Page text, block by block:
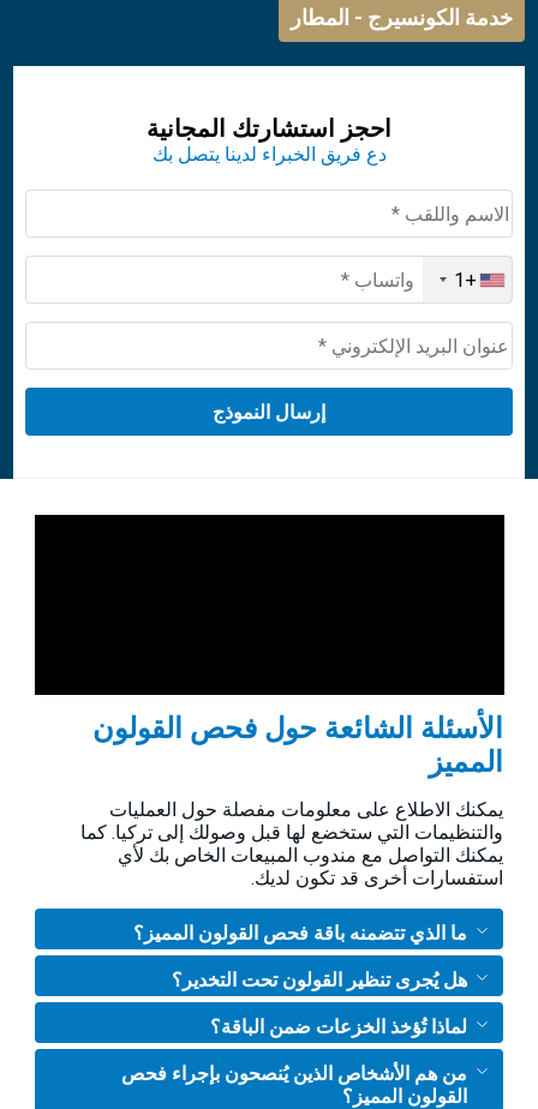
خدمة الكونسيرج - المطار
احجز استشارتك المجانية
دع فريق الخبراء لدينا يتصل بك
United
States
+1
+1
الأسئلة الشائعة حول فحص القولون
المميز
يمكنك الاطلاع على معلومات مفصلة حول العمليات
والتنظيمات التي ستخضع لها قبل وصولك إلى تركيا. كما
يمكنك التواصل مع مندوب المبيعات الخاص بك لأي
استفسارات أخرى قد تكون لديك.
ما الذي تتضمنه باقة فحص القولون المميز؟
هل يُجرى تنظير القولون تحت التخدير؟
لماذا تُؤخذ الخزعات ضمن الباقة؟
من هم الأشخاص الذين يُنصحون بإجراء فحص
القولون المميز؟